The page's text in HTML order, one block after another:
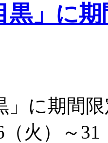
黒」に
」に期間
火）～